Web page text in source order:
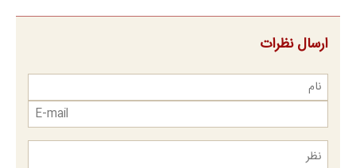
ارسال نظرات